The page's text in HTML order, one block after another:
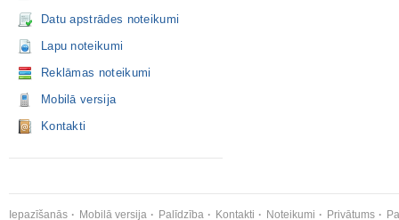
Datu apstrādes noteikumi
Lapu noteikumi
Reklāmas noteikumi
Mobilā versija
Kontakti
Iepazīšanās Mobilā versija Palīdzība Kontakti Noteikumi Privātums